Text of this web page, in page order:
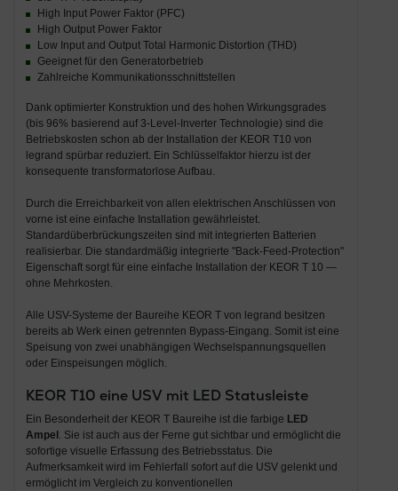
High Input Power Faktor (PFC)
High Output Power Faktor
Low Input and Output Total Harmonic Distortion (THD)
Geeignet für den Generatorbetrieb
Zahlreiche Kommunikationsschnittstellen
Dank optimierter Konstruktion und des hohen Wirkungsgrades
(bis 96% basierend auf 3-Level-Inverter Technologie) sind die
Betriebskosten schon ab der Installation der KEOR T10 von
legrand spürbar reduziert. Ein Schlüsselfaktor hierzu ist der
konsequente transformatorlose Aufbau.
Durch die Erreichbarkeit von allen elektrischen Anschlüssen von
vorne ist eine einfache Installation gewährleistet.
Standardüberbrückungszeiten sind mit integrierten Batterien
realisierbar. Die standardmäßig integrierte "Back-Feed-Protection"
Eigenschaft sorgt für eine einfache Installation der KEOR T 10 —
ohne Mehrkosten.
Alle USV-Systeme der Baureihe KEOR T von legrand besitzen
bereits ab Werk einen getrennten Bypass-Eingang. Somit ist eine
Speisung von zwei unabhängigen Wechselspannungsquellen
oder Einspeisungen möglich.
KEOR T10 eine USV mit LED Statusleiste
Ein Besonderheit der KEOR T Baureihe ist die farbige LED
Ampel. Sie ist auch aus der Ferne gut sichtbar und ermöglicht die
sofortige visuelle Erfassung des Betriebsstatus. Die
Aufmerksamkeit wird im Fehlerfall sofort auf die USV gelenkt und
ermöglicht im Vergleich zu konventionellen